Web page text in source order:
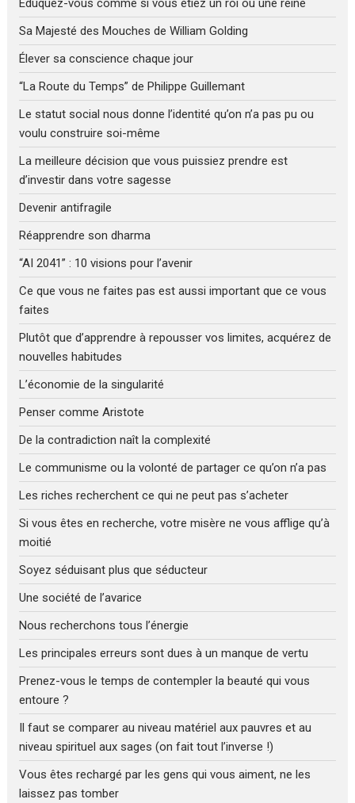
Eduquez-vous comme si vous étiez un roi ou une reine
Sa Majesté des Mouches de William Golding
Élever sa conscience chaque jour
“La Route du Temps” de Philippe Guillemant
Le statut social nous donne l’identité qu’on n’a pas pu ou
voulu construire soi-même
La meilleure décision que vous puissiez prendre est
d’investir dans votre sagesse
Devenir antifragile
Réapprendre son dharma
“AI 2041” : 10 visions pour l’avenir
Ce que vous ne faites pas est aussi important que ce vous
faites
Plutôt que d’apprendre à repousser vos limites, acquérez de
nouvelles habitudes
L’économie de la singularité
Penser comme Aristote
De la contradiction naît la complexité
Le communisme ou la volonté de partager ce qu’on n’a pas
Les riches recherchent ce qui ne peut pas s’acheter
Si vous êtes en recherche, votre misère ne vous afflige qu’à
moitié
Soyez séduisant plus que séducteur
Une société de l’avarice
Nous recherchons tous l’énergie
Les principales erreurs sont dues à un manque de vertu
Prenez-vous le temps de contempler la beauté qui vous
entoure ?
Il faut se comparer au niveau matériel aux pauvres et au
niveau spirituel aux sages (on fait tout l’inverse !)
Vous êtes rechargé par les gens qui vous aiment, ne les
laissez pas tomber